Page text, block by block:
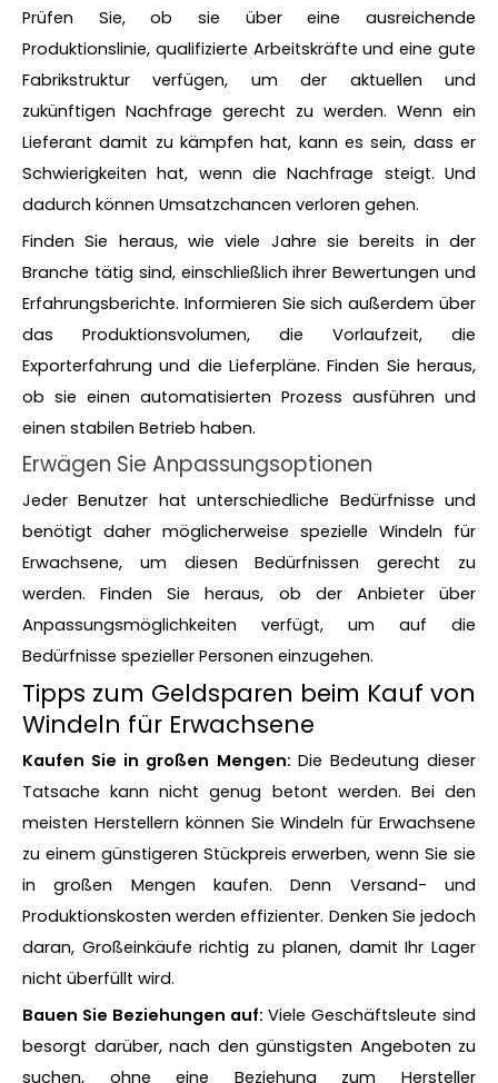
Prüfen Sie, ob sie über eine ausreichende
Produktionslinie, qualifizierte Arbeitskräfte und eine gute
Fabrikstruktur verfügen, um der aktuellen und
zukünftigen Nachfrage gerecht zu werden. Wenn ein
Lieferant damit zu kämpfen hat, kann es sein, dass er
Schwierigkeiten hat, wenn die Nachfrage steigt. Und
dadurch können Umsatzchancen verloren gehen.
Finden Sie heraus, wie viele Jahre sie bereits in der
Branche tätig sind, einschließlich ihrer Bewertungen und
Erfahrungsberichte. Informieren Sie sich außerdem über
das Produktionsvolumen, die Vorlaufzeit, die
Exporterfahrung und die Lieferpläne. Finden Sie heraus,
ob sie einen automatisierten Prozess ausführen und
einen stabilen Betrieb haben.
Erwägen Sie Anpassungsoptionen
Jeder Benutzer hat unterschiedliche Bedürfnisse und
benötigt daher möglicherweise spezielle Windeln für
Erwachsene, um diesen Bedürfnissen gerecht zu
werden. Finden Sie heraus, ob der Anbieter über
Anpassungsmöglichkeiten verfügt, um auf die
Bedürfnisse spezieller Personen einzugehen.
Tipps zum Geldsparen beim Kauf von
Windeln für Erwachsene
Kaufen Sie in großen Mengen: Die Bedeutung dieser
Tatsache kann nicht genug betont werden. Bei den
meisten Herstellern können Sie Windeln für Erwachsene
zu einem günstigeren Stückpreis erwerben, wenn Sie sie
in großen Mengen kaufen. Denn Versand- und
Produktionskosten werden effizienter. Denken Sie jedoch
daran, Großeinkäufe richtig zu planen, damit Ihr Lager
nicht überfüllt wird.
Bauen Sie Beziehungen auf: Viele Geschäftsleute sind
besorgt darüber, nach den günstigsten Angeboten zu
suchen, ohne eine Beziehung zum Hersteller